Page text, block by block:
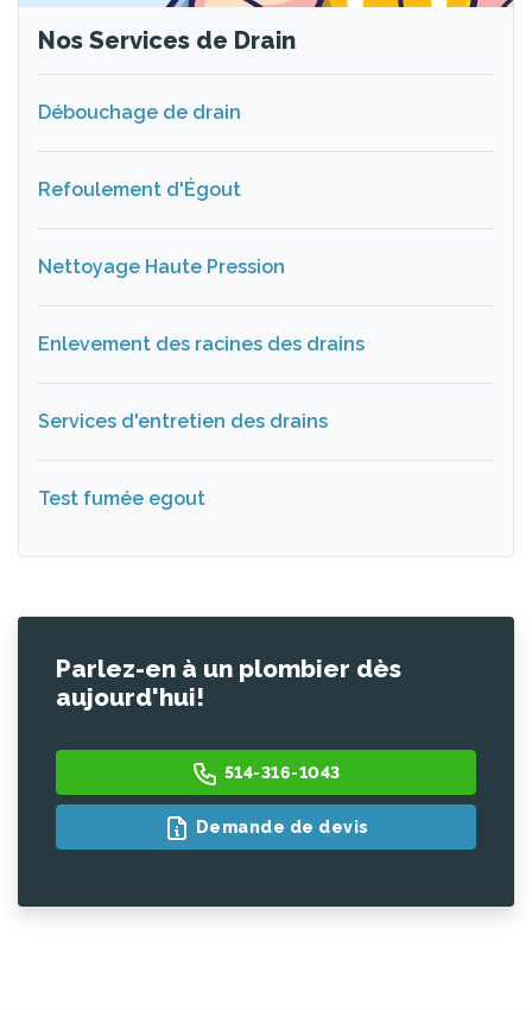
Nos Services de Drain
Débouchage de drain
Refoulement d'Égout
Nettoyage Haute Pression
Enlevement des racines des drains
Services d'entretien des drains
Test fumée egout
Parlez-en à un plombier dès
aujourd'hui!
514-316-1043
Demande de devis